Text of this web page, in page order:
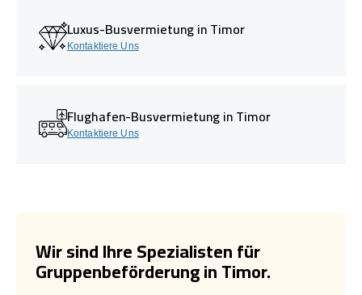
Luxus-Busvermietung in Timor
Kontaktiere Uns
Flughafen-Busvermietung in Timor
Kontaktiere Uns
Wir sind Ihre Spezialisten für
Gruppenbeförderung in Timor.